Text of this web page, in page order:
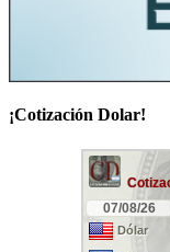
¡Cotización Dolar!